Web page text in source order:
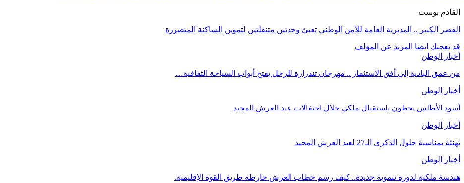
القادم بوست
القصر الكبير .. المديرية العامة للأمن الوطني تعبئ وحدتين متنقلتين لتموين الساكنة المتضررة
قد يعجبك ايضا المزيد عن المؤلف
أخبار الوطن
من عمق البادية إلى أفق الاستثمار .. مهرجان تندرارة للرحل يفتح أبواب السياحة الثقافية…
أخبار الوطن
أسود الأطلس يحظون باستقبال ملكي خلال احتفالات عيد العرش المجيد
أخبار الوطن
تهنئة بمناسبة حلول الذكرى الـ27 لعيد العرش المجيد
أخبار الوطن
هندسة ملكية لدورة تنموية جديدة.. كيف رسم خطاب العرش خارطة طريق القوة الإقليمية.